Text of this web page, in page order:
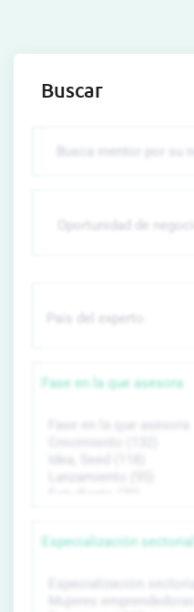
Buscar
Fase en la que asesora
Especialización sectorial